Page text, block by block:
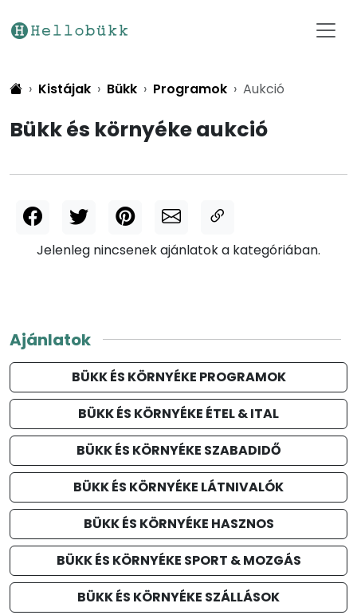
Kistájak Bükk Programok Aukció
Bükk és környéke aukció
Jelenleg nincsenek ajánlatok a kategóriában.
Ajánlatok
BÜKK ÉS KÖRNYÉKE PROGRAMOK
BÜKK ÉS KÖRNYÉKE ÉTEL & ITAL
BÜKK ÉS KÖRNYÉKE SZABADIDŐ
BÜKK ÉS KÖRNYÉKE LÁTNIVALÓK
BÜKK ÉS KÖRNYÉKE HASZNOS
BÜKK ÉS KÖRNYÉKE SPORT & MOZGÁS
BÜKK ÉS KÖRNYÉKE SZÁLLÁSOK